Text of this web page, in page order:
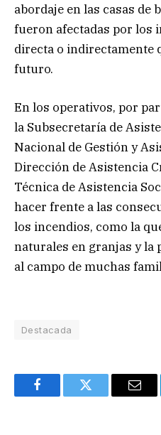
abordaje en las casas de
fueron afectadas por los
directa o indirectamente
futuro.
En los operativos, por
la Subsecretaría de
Nacional de Gestión y
Dirección de Asistencia
Técnica de Asistencia
hacer frente a las
los incendios, como la
naturales en granjas y la
al campo de muchas
Destacada
FacebookTwitter